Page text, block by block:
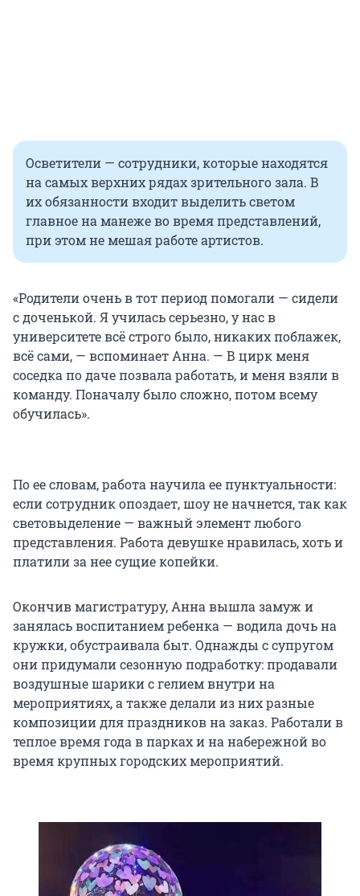
Осветители — сотрудники, которые находятся
на самых верхних рядах зрительного зала. В
их обязанности входит выделить светом
главное на манеже во время представлений,
при этом не мешая работе артистов.
«Родители очень в тот период помогали — сидели
с доченькой. Я училась серьезно, у нас в
университете всё строго было, никаких поблажек,
всё сами, — вспоминает Анна. — В цирк меня
соседка по даче позвала работать, и меня взяли в
команду. Поначалу было сложно, потом всему
обучилась».
По ее словам, работа научила ее пунктуальности:
если сотрудник опоздает, шоу не начнется, так как
световыделение — важный элемент любого
представления. Работа девушке нравилась, хоть и
платили за нее сущие копейки.
Окончив магистратуру, Анна вышла замуж и
занялась воспитанием ребенка — водила дочь на
кружки, обустраивала быт. Однажды с супругом
они придумали сезонную подработку: продавали
воздушные шарики с гелием внутри на
мероприятиях, а также делали из них разные
композиции для праздников на заказ. Работали в
теплое время года в парках и на набережной во
время крупных городских мероприятий.